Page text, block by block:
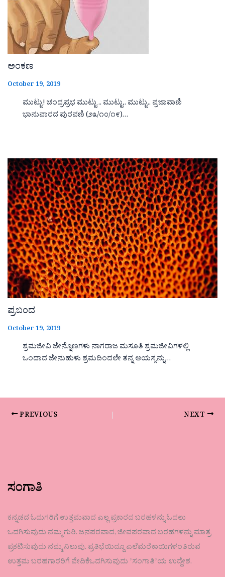
ಅಂಕಣ
October 19, 2019
ಮುಟ್ಟು! ಚಂದ್ರಪ್ರಭ ಮುಟ್ಟು .. ಮುಟ್ಟು.. ಮುಟ್ಟು.. ಪ್ರಜಾವಾಣಿ
ಭಾನುವಾರದ ಪುರವಣಿ (೨೩/೧೦/೧೯)…
ಪ್ರಬಂದ
October 19, 2019
ಶ್ರಮಜೀವಿ ಜೇನ್ನೊಣಗಳು ನಾಗರಾಜ ಮಸೂತಿ ಶ್ರಮಜೀವಿಗಳಲ್ಲಿ
ಒಂದಾದ ಜೇನುಹುಳು ಶ್ರಮದಿಂದಲೇ ತನ್ನ ಆಯಸ್ಸನ್ನು…
PREVIOUS NEXT
ಸಂಗಾತಿ
ಕನ್ನಡದ ಓದುಗರಿಗೆ ಉತ್ತಮವಾದ ಎಲ್ಲ ಪ್ರಕಾರದ ಬರಹಳನ್ನು ಓದಲು
ಒದಗಿಸುವುದು ನಮ್ಮ ಗುರಿ. ಜನಪರವಾದ, ಜೀವಪರವಾದ ಬರಹಗಳನ್ನು ಮಾತ್ರ
ಪ್ರಕಟಿಸುವುದು ನಮ್ಮ ನಿಲುವು. ಪ್ರತಿಭೆಯಿದ್ದೂ ಎಲೆಮರೆಕಾಯಿಗಳಂತಿರುವ
ಉತ್ತಮ ಬರಹಗಾರರಿಗೆ ವೇದಿಕೆಒದಗಿಸುವುದು ʼಸಂಗಾತಿʼಯ ಉದ್ದೇಶ.